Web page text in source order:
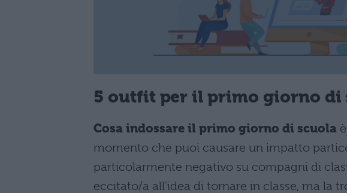
5 outfit per il primo giorno di
Cosa indossare il primo giorno di scuola
momento che puoi causare un impatto
particolarmente negativo su compagni di
eccitato/a all’idea di tornare in classe, ma la